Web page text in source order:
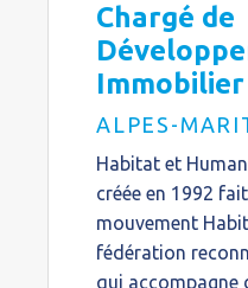
Chargé de
ALPES-
Habitat et
créée en 1992
mouvement
fédération
qui accompagne